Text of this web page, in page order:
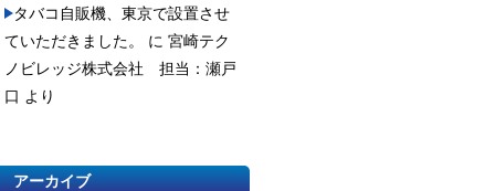
タバコ自販機、東京で設置させ
ていただきました。
に 宮崎テク
ノビレッジ株式会社 担当：瀬戸
口 より
アーカイブ